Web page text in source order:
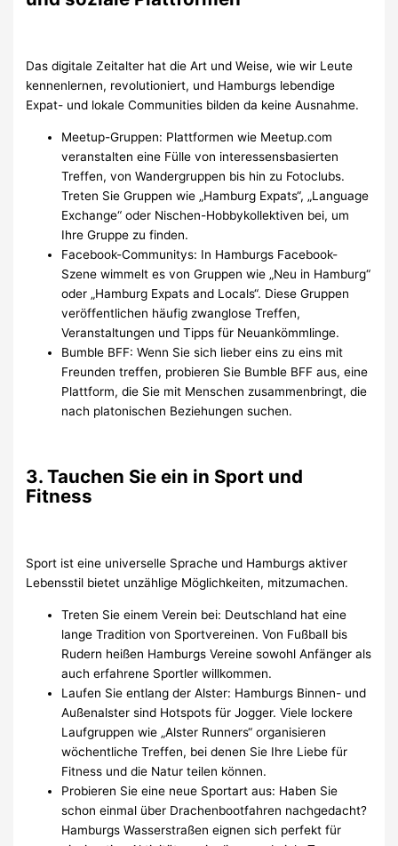
Das digitale Zeitalter hat die Art und Weise, wie wir Leute
kennenlernen, revolutioniert, und Hamburgs lebendige
Expat- und lokale Communities bilden da keine Ausnahme.
Meetup-Gruppen: Plattformen wie Meetup.com
veranstalten eine Fülle von interessensbasierten
Treffen, von Wandergruppen bis hin zu Fotoclubs.
Treten Sie Gruppen wie „Hamburg Expats“, „Language
Exchange“ oder Nischen-Hobbykollektiven bei, um
Ihre Gruppe zu finden.
Facebook-Communitys: In Hamburgs Facebook-
Szene wimmelt es von Gruppen wie „Neu in Hamburg“
oder „Hamburg Expats and Locals“. Diese Gruppen
veröffentlichen häufig zwanglose Treffen,
Veranstaltungen und Tipps für Neuankömmlinge.
Bumble BFF: Wenn Sie sich lieber eins zu eins mit
Freunden treffen, probieren Sie Bumble BFF aus, eine
Plattform, die Sie mit Menschen zusammenbringt, die
nach platonischen Beziehungen suchen.
3. Tauchen Sie ein in Sport und
Fitness
Sport ist eine universelle Sprache und Hamburgs aktiver
Lebensstil bietet unzählige Möglichkeiten, mitzumachen.
Treten Sie einem Verein bei: Deutschland hat eine
lange Tradition von Sportvereinen. Von Fußball bis
Rudern heißen Hamburgs Vereine sowohl Anfänger als
auch erfahrene Sportler willkommen.
Laufen Sie entlang der Alster: Hamburgs Binnen- und
Außenalster sind Hotspots für Jogger. Viele lockere
Laufgruppen wie „Alster Runners“ organisieren
wöchentliche Treffen, bei denen Sie Ihre Liebe für
Fitness und die Natur teilen können.
Probieren Sie eine neue Sportart aus: Haben Sie
schon einmal über Drachenbootfahren nachgedacht?
Hamburgs Wasserstraßen eignen sich perfekt für